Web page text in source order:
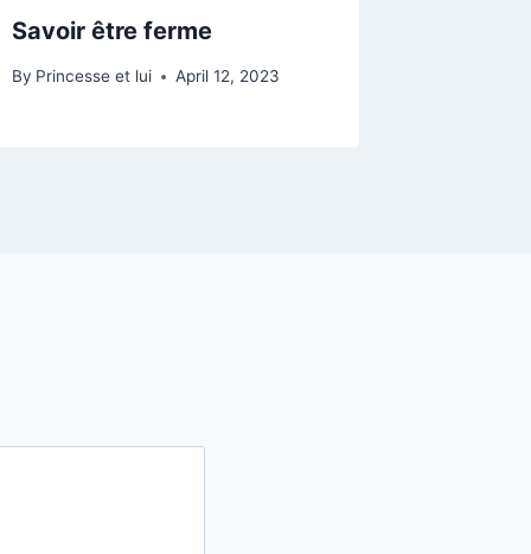
Savoir être ferme
By Princesse et lui April 12, 2023